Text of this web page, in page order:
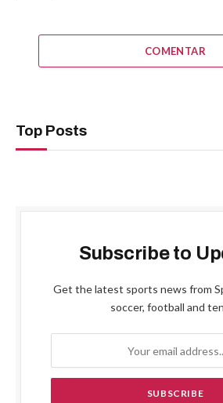
COMENTAR
Top Posts
Subscribe to
Get the latest sports news from
soccer, football and